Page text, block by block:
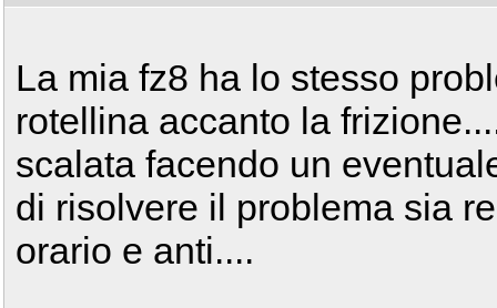
La mia fz8 ha lo stesso
rotellina accanto la
scalata facendo un
di risolvere il problema sia
orario e anti....